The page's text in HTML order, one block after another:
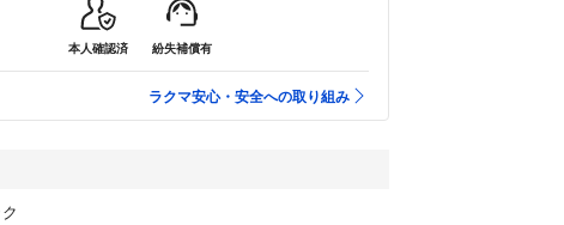
本人確認済 紛失補償有
ラクマ安心・安全への取り組み